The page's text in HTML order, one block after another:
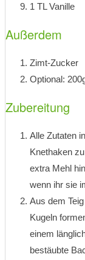
1 TL Vanille
Außerdem
Zimt-Zucker
Optional:
Zubereitung
Alle Zutaten
Knethaken
extra Mehl
wenn ihr sie
Aus dem
Kugeln
einem
bestäubte